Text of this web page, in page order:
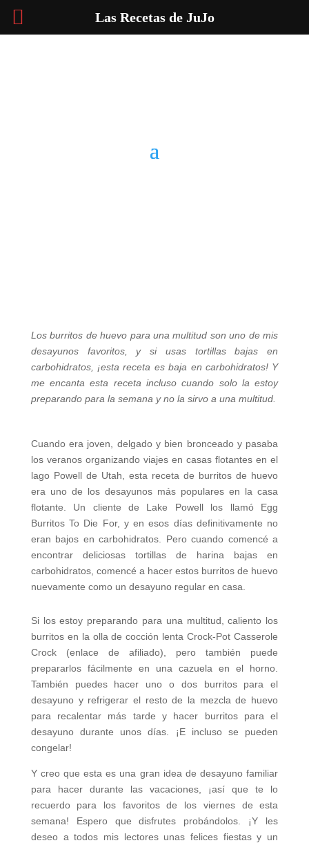
Los burritos de huevo para una multitud son uno de mis
desayunos favoritos, y si usas tortillas bajas en
carbohidratos, ¡esta receta es baja en carbohidratos! Y
me encanta esta receta incluso cuando solo la estoy
preparando para la semana y no la sirvo a una multitud.
Cuando era joven, delgado y bien bronceado y pasaba
los veranos organizando viajes en casas flotantes en el
lago Powell de Utah, esta receta de burritos de huevo
era uno de los desayunos más populares en la casa
flotante. Un cliente de Lake Powell los llamó Egg
Burritos To Die For, y en esos días definitivamente no
eran bajos en carbohidratos. Pero cuando comencé a
encontrar deliciosas tortillas de harina bajas en
carbohidratos, comencé a hacer estos burritos de huevo
nuevamente como un desayuno regular en casa.
Si los estoy preparando para una multitud, caliento los
burritos en la olla de cocción lenta Crock-Pot Casserole
Crock (enlace de afiliado), pero también puede
prepararlos fácilmente en una cazuela en el horno.
También puedes hacer uno o dos burritos para el
desayuno y refrigerar el resto de la mezcla de huevo
para recalentar más tarde y hacer burritos para el
desayuno durante unos días. ¡E incluso se pueden
congelar!
Y creo que esta es una gran idea de desayuno familiar
para hacer durante las vacaciones, ¡así que te lo
recuerdo para los favoritos de los viernes de esta
semana! Espero que disfrutes probándolos. ¡Y les
deseo a todos mis lectores unas felices fiestas y un
Las Recetas de JuJo